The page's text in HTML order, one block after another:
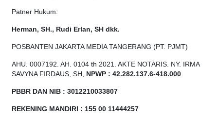
Patner Hukum:
Herman, SH., Rudi Erlan, SH dkk.
POSBANTEN JAKARTA MEDIA TANGERANG (PT. PJMT)
AHU. 0007192. AH. 0104 th 2021. AKTE NOTARIS. NY. IRMA
SAVYNA FIRDAUS, SH, NPW P : 42.282.137.6-418.000
PBBR DAN NIB : 3012210033807
REKENING MANDIRI : 155 00 11444257